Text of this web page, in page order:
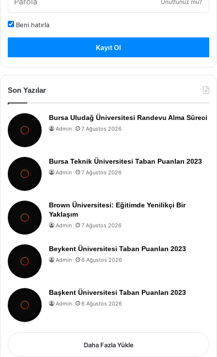
Unuttunuz mu?
Beni hatırla
Kayıt Ol
Son Yazılar
Bursa Uludağ Üniversitesi Randevu Alma Süreci
Admin 7 Ağustos 2026
Bursa Teknik Üniversitesi Taban Puanları 2023
Admin 7 Ağustos 2026
Brown Üniversitesi: Eğitimde Yenilikçi Bir
Yaklaşım
Admin 7 Ağustos 2026
Beykent Üniversitesi Taban Puanları 2023
Admin 6 Ağustos 2026
Başkent Üniversitesi Taban Puanları 2023
Admin 6 Ağustos 2026
Daha Fazla Yükle